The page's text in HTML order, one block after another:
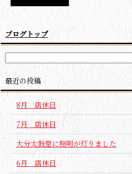
ブログトップ
最近の投稿
8月 店休日
7月 店休日
大分太鼓堂に照明が灯りました
6月 店休日